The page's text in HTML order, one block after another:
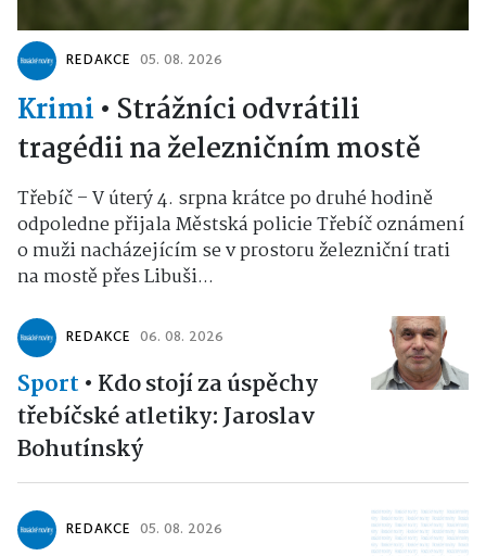
REDAKCE 05. 08. 2026
Krimi • Strážníci odvrátili
tragédii na železničním mostě
Třebíč – V úterý 4. srpna krátce po druhé hodině
odpoledne přijala Městská policie Třebíč oznámení
o muži nacházejícím se v prostoru železniční trati
na mostě přes Libuši...
REDAKCE 06. 08. 2026
Sport • Kdo stojí za úspěchy
třebíčské atletiky: Jaroslav
Bohutínský
REDAKCE 05. 08. 2026